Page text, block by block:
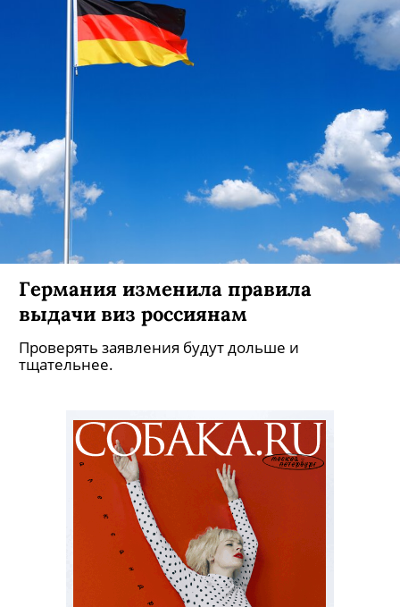
Германия изменила правила
выдачи виз россиянам
Проверять заявления будут дольше и
тщательнее.